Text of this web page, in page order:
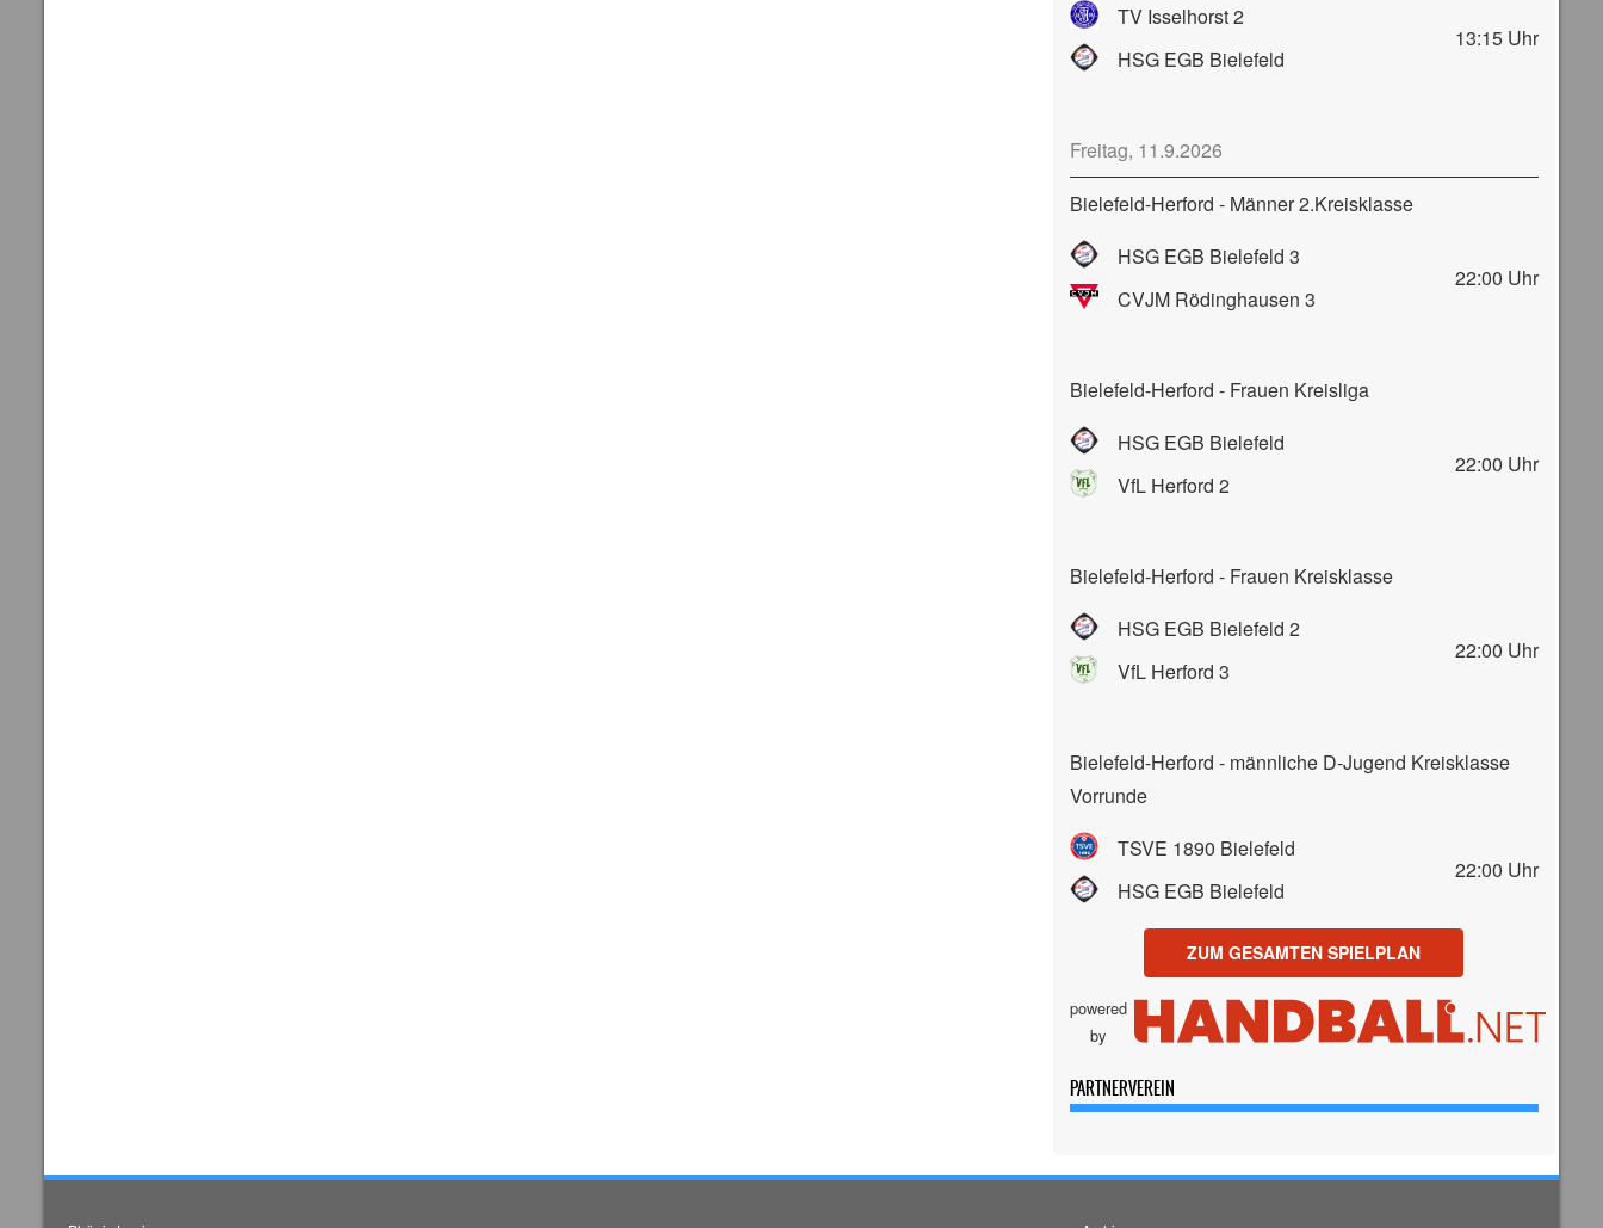
TV Isselhorst 2
HSG EGB Bielefeld
13:15 Uhr
Freitag, 11.9.2026
Bielefeld-Herford - Männer 2.Kreisklasse
HSG EGB Bielefeld 3
CVJM Rödinghausen 3
22:00 Uhr
Bielefeld-Herford - Frauen Kreisliga
HSG EGB Bielefeld
VfL Herford 2
22:00 Uhr
Bielefeld-Herford - Frauen Kreisklasse
HSG EGB Bielefeld 2
VfL Herford 3
22:00 Uhr
Bielefeld-Herford - männliche D-Jugend Kreisklasse
Vorrunde
TSVE 1890 Bielefeld
HSG EGB Bielefeld
22:00 Uhr
ZUM GESAMTEN SPIELPLAN
powered
by
PARTNERVEREIN